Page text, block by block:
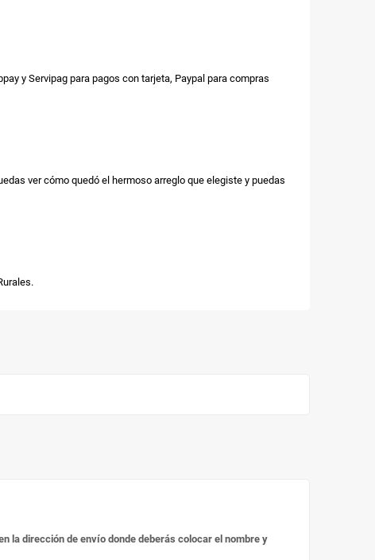
y Servipag para pagos con tarjeta, Paypal para compras
ver cómo quedó el hermoso arreglo que elegiste y puedas
la dirección de envío donde deberás colocar el nombre y